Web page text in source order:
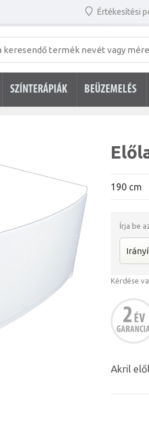
Értékesítési
SZÍNTERÁPIÁK BEÜZEMELÉS
190 cm
Írja be
Kérdése
Akril